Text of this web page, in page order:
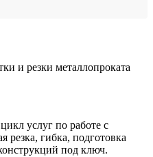
и резки металлопроката
услуг по работе с
резка, гибка, подготовка
под ключ.